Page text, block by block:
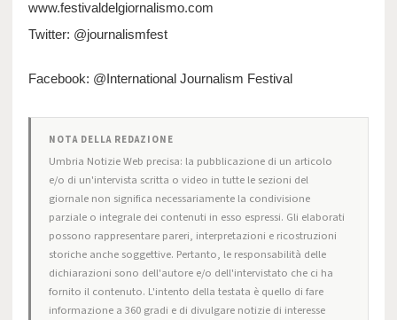
www.festivaldelgiornalismo.com
Twitter: @journalismfest
Facebook: @International Journalism Festival
NOTA DELLA REDAZIONE
Umbria Notizie Web precisa: la pubblicazione di un articolo
e/o di un'intervista scritta o video in tutte le sezioni del
giornale non significa necessariamente la condivisione
parziale o integrale dei contenuti in esso espressi. Gli elaborati
possono rappresentare pareri, interpretazioni e ricostruzioni
storiche anche soggettive. Pertanto, le responsabilità delle
dichiarazioni sono dell'autore e/o dell'intervistato che ci ha
fornito il contenuto. L'intento della testata è quello di fare
informazione a 360 gradi e di divulgare notizie di interesse